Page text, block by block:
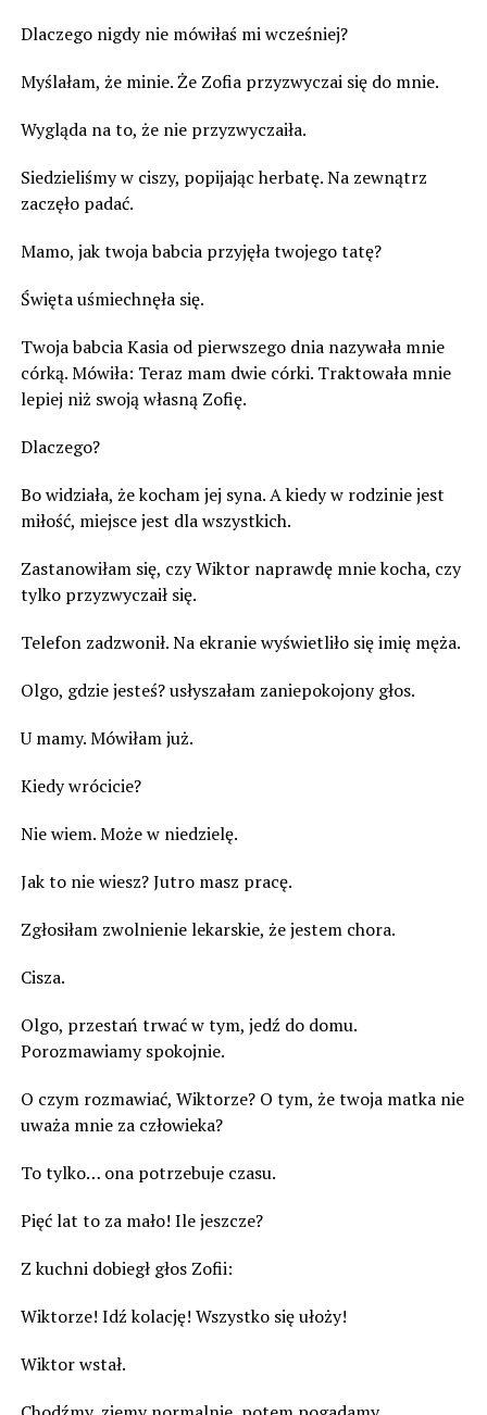
Dlaczego nigdy nie mówiłaś mi wcześniej?
Myślałam, że minie. Że Zofia przyzwyczai się do mnie.
Wygląda na to, że nie przyzwyczaiła.
Siedzieliśmy w ciszy, popijając herbatę. Na zewnątrz
zaczęło padać.
Mamo, jak twoja babcia przyjęła twojego tatę?
Święta uśmiechnęła się.
Twoja babcia Kasia od pierwszego dnia nazywała mnie
córką. Mówiła: Teraz mam dwie córki. Traktowała mnie
lepiej niż swoją własną Zofię.
Dlaczego?
Bo widziała, że kocham jej syna. A kiedy w rodzinie jest
miłość, miejsce jest dla wszystkich.
Zastanowiłam się, czy Wiktor naprawdę mnie kocha, czy
tylko przyzwyczaił się.
Telefon zadzwonił. Na ekranie wyświetliło się imię męża.
Olgo, gdzie jesteś? usłyszałam zaniepokojony głos.
U mamy. Mówiłam już.
Kiedy wrócicie?
Nie wiem. Może w niedzielę.
Jak to nie wiesz? Jutro masz pracę.
Zgłosiłam zwolnienie lekarskie, że jestem chora.
Cisza.
Olgo, przestań trwać w tym, jedź do domu.
Porozmawiamy spokojnie.
O czym rozmawiać, Wiktorze? O tym, że twoja matka nie
uważa mnie za człowieka?
To tylko… ona potrzebuje czasu.
Pięć lat to za mało! Ile jeszcze?
Z kuchni dobiegł głos Zofii:
Wiktorze! Idź kolację! Wszystko się ułoży!
Wiktor wstał.